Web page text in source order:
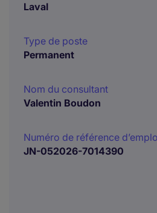
Laval
Type de poste
Permanent
Nom du consultant
Valentin Boudon
Numéro de référence
JN-052026-7014390